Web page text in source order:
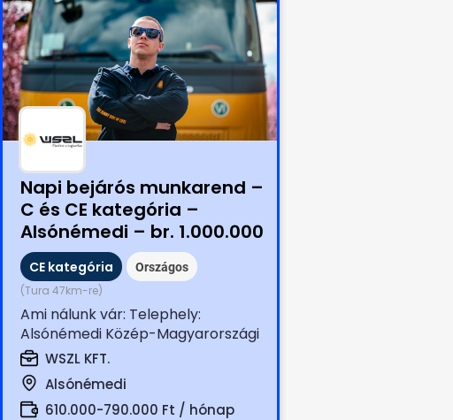
Napi bejárós munkarend –
C és CE kategória –
Alsónémedi – br. 1.000.000
Ft belépési bónusszal
CE kategória Országos
(Tura 47km-re)
Ami nálunk vár: Telephely:
Alsónémedi Közép-Magyarországi
boltok terítése (száraz, hűtött,...
WSZL KFT.
Alsónémedi
610.000-790.000 Ft / hónap